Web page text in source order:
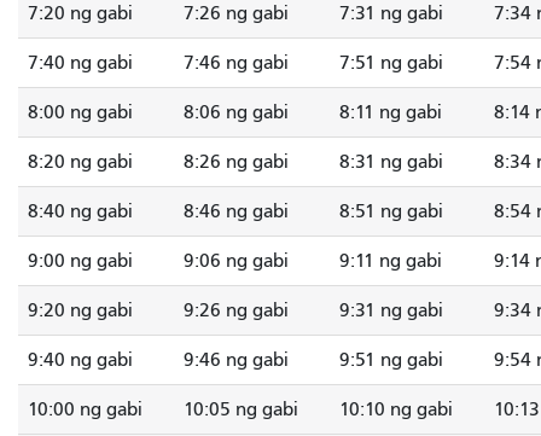
7:20 ng gabi 7:26 ng gabi 7:31 ng gabi 7:34
7:40 ng gabi 7:46 ng gabi 7:51 ng gabi 7:54
8:00 ng gabi 8:06 ng gabi 8:11 ng gabi 8:14
8:20 ng gabi 8:26 ng gabi 8:31 ng gabi 8:34
8:40 ng gabi 8:46 ng gabi 8:51 ng gabi 8:54
9:00 ng gabi 9:06 ng gabi 9:11 ng gabi 9:14
9:20 ng gabi 9:26 ng gabi 9:31 ng gabi 9:34
9:40 ng gabi 9:46 ng gabi 9:51 ng gabi 9:54
10:00 ng gabi 10:05 ng gabi 10:10 ng gabi